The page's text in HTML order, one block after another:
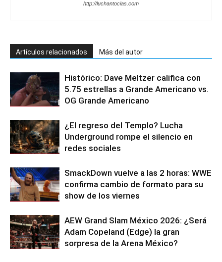
http://luchantocias.com
Artículos relacionados Más del autor
Histórico: Dave Meltzer califica con
5.75 estrellas a Grande Americano vs.
OG Grande Americano
¿El regreso del Templo? Lucha
Underground rompe el silencio en
redes sociales
SmackDown vuelve a las 2 horas: WWE
confirma cambio de formato para su
show de los viernes
AEW Grand Slam México 2026: ¿Será
Adam Copeland (Edge) la gran
sorpresa de la Arena México?